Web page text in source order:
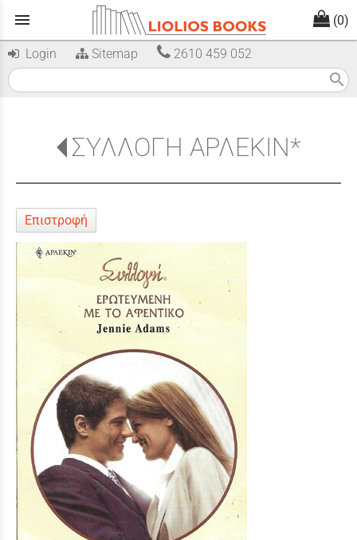
menu (0)
Login Sitemap 2610 459 052
search
ΣΥΛΛΟΓΗ ΑΡΛΕΚΙΝ*
Επιστροφή